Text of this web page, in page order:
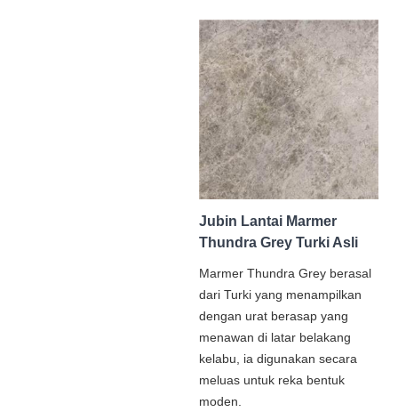
Jubin Lantai Marmer
Thundra Grey Turki Asli
Marmer Thundra Grey berasal
dari Turki yang menampilkan
dengan urat berasap yang
menawan di latar belakang
kelabu, ia digunakan secara
meluas untuk reka bentuk
moden.